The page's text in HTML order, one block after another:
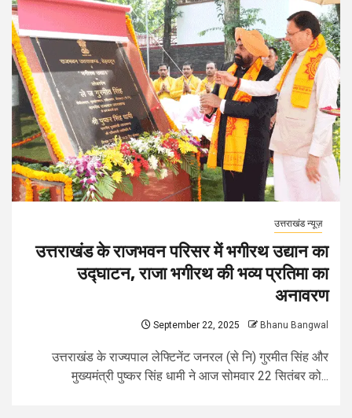
उत्तराखंड न्यूज़
उत्तराखंड के राजभवन परिसर में भगीरथ उद्यान का
उद्घाटन, राजा भगीरथ की भव्य प्रतिमा का
अनावरण
September 22, 2025 Bhanu Bangwal
उत्तराखंड के राज्यपाल लेफ्टिनेंट जनरल (से नि) गुरमीत सिंह और
मुख्यमंत्री पुष्कर सिंह धामी ने आज सोमवार 22 सितंबर को...